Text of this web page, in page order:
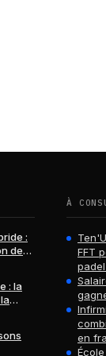
:
de
: la
À
FFT
en